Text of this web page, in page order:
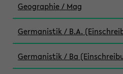
Geographie / Mag
Germanistik / B.A.
Germanistik / Ba